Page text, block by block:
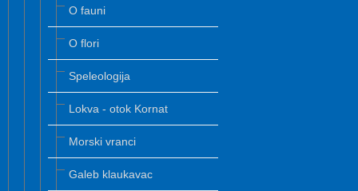
O fauni
O flori
Speleologija
Lokva - otok Kornat
Morski vranci
Galeb klaukavac